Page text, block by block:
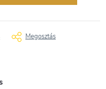
Megosztás